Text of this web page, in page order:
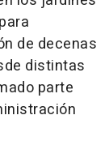
de decenas
distintas
parte